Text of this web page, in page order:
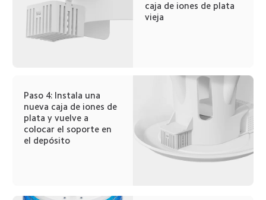
caja de iones de plata
vieja
Paso 4: Instala una
nueva caja de iones de
plata y vuelve a
colocar el soporte en
el depósito